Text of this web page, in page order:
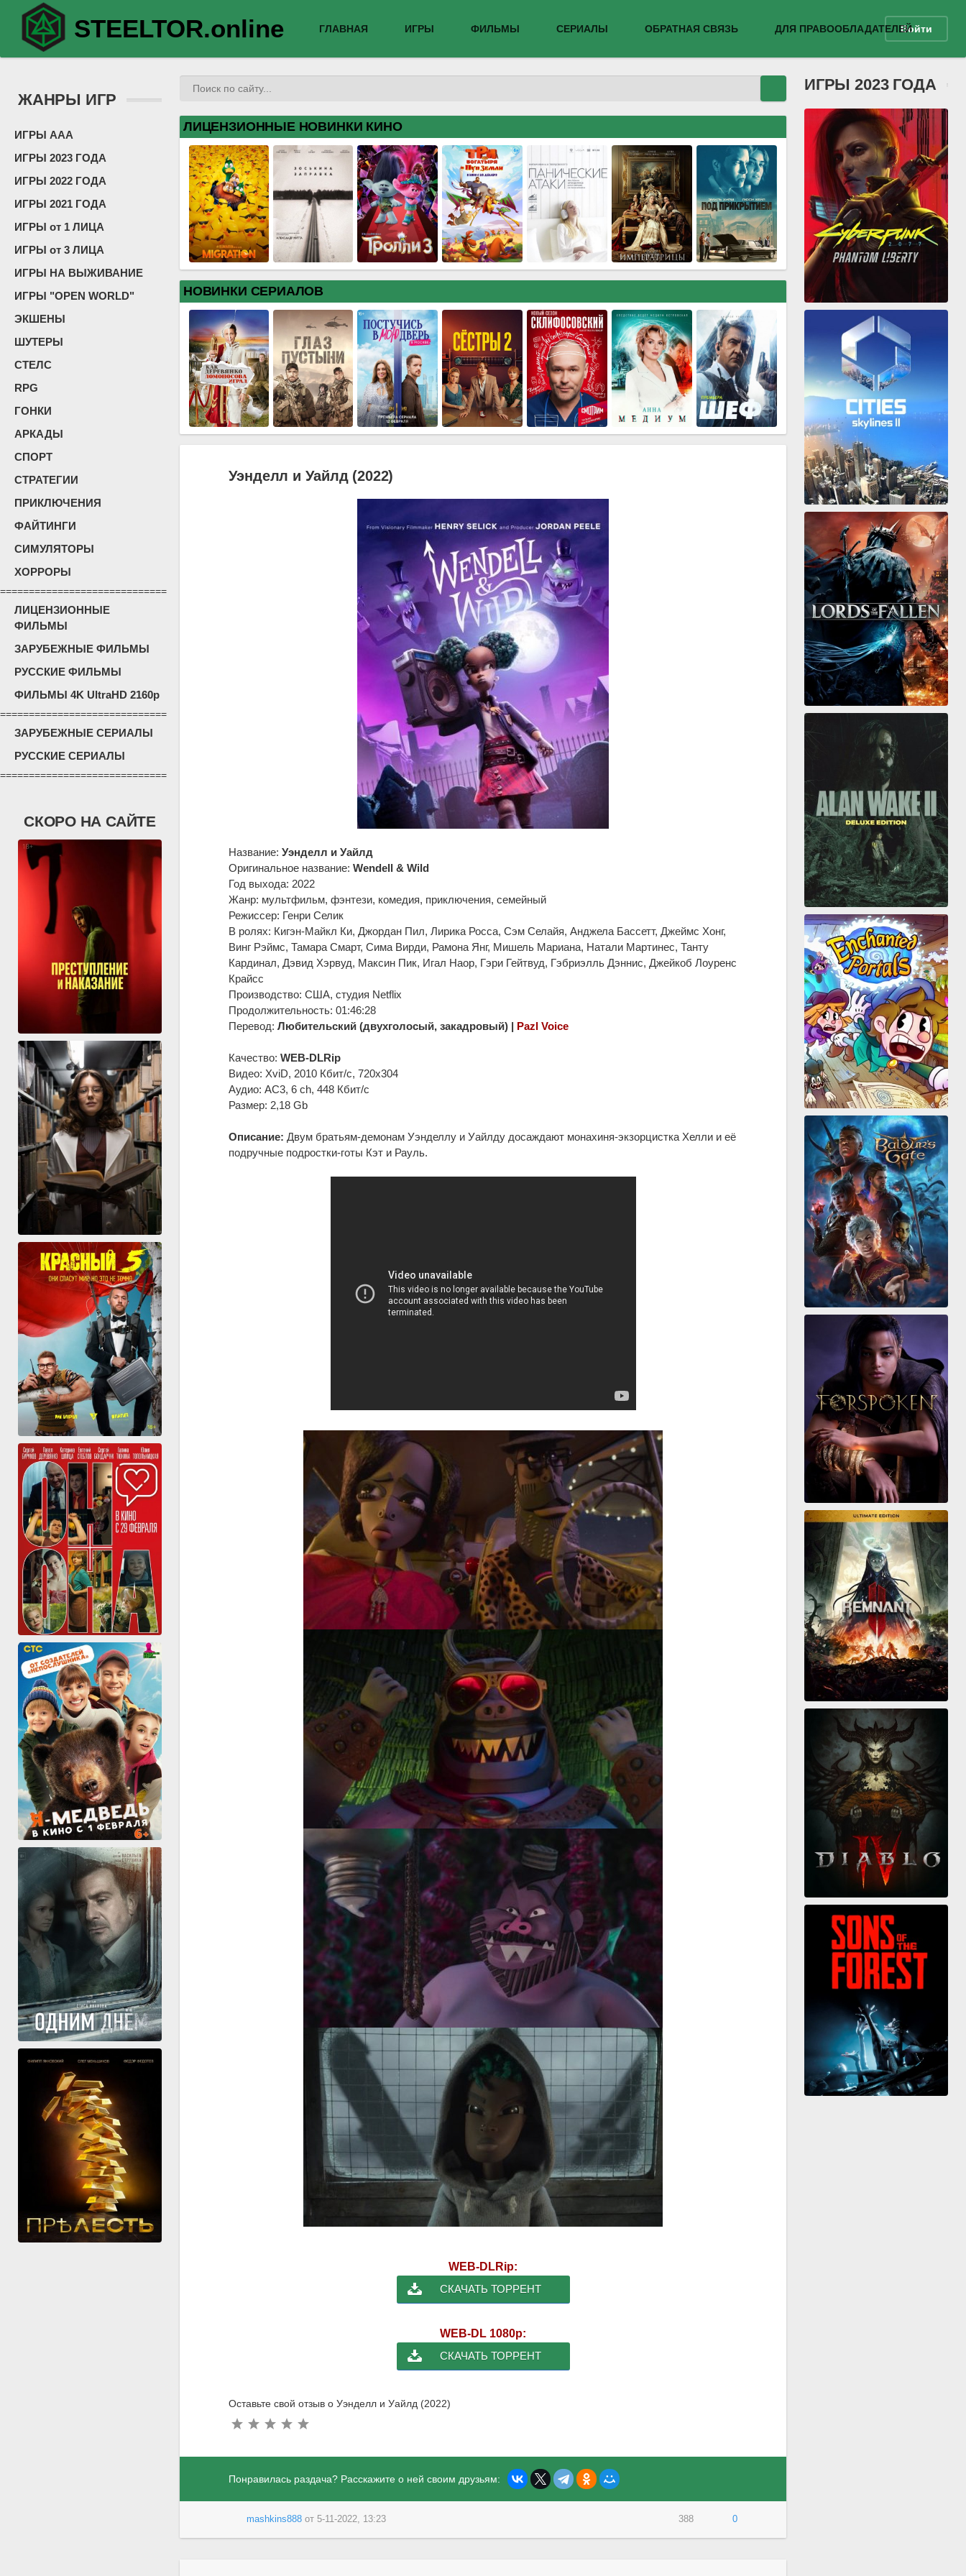
STEELTOR.online ГЛАВНАЯ ИГРЫ ФИЛЬМЫ СЕРИАЛЫ ОБРАТНАЯ СВЯЗЬ ДЛЯ ПРАВООБЛАДАТЕЛЕЙВойти
ЖАНРЫ ИГР
ИГРЫ ААА
ИГРЫ 2023 ГОДА
ИГРЫ 2022 ГОДА
ИГРЫ 2021 ГОДА
ИГРЫ от 1 ЛИЦА
ИГРЫ от 3 ЛИЦА
ИГРЫ НА ВЫЖИВАНИЕ
ИГРЫ "OPEN WORLD"
ЭКШЕНЫ
ШУТЕРЫ
СТЕЛС
RPG
ГОНКИ
АРКАДЫ
СПОРТ
СТРАТЕГИИ
ПРИКЛЮЧЕНИЯ
ФАЙТИНГИ
СИМУЛЯТОРЫ
ХОРРОРЫ
=============================
ЛИЦЕНЗИОННЫЕ
ФИЛЬМЫ
ЗАРУБЕЖНЫЕ ФИЛЬМЫ
РУССКИЕ ФИЛЬМЫ
ФИЛЬМЫ 4K UltraHD 2160p
=============================
ЗАРУБЕЖНЫЕ СЕРИАЛЫ
РУССКИЕ СЕРИАЛЫ
=============================
СКОРО НА САЙТЕ
ЛИЦЕНЗИОННЫЕ НОВИНКИ КИНО
НОВИНКИ СЕРИАЛОВ
Уэнделл и Уайлд (2022)
Название: Уэнделл и Уайлд
Оригинальное название: Wendell & Wild
Год выхода: 2022
Жанр: мультфильм, фэнтези, комедия, приключения, семейный
Режиссер: Генри Селик
В ролях: Кигэн-Майкл Ки, Джордан Пил, Лирика Росса, Сэм Селайя, Анджела Бассетт, Джеймс Хонг,
Винг Рэймс, Тамара Смарт, Сима Вирди, Рамона Янг, Мишель Мариана, Натали Мартинес, Танту
Кардинал, Дэвид Хэрвуд, Максин Пик, Игал Наор, Гэри Гейтвуд, Гэбриэлль Дэннис, Джейкоб Лоуренс
Крайсс
Производство: США, студия Netflix
Продолжительность: 01:46:28
Перевод: Любительский (двухголосый, закадровый) | Pazl Voice
Качество: WEB-DLRip
Видео: XviD, 2010 Кбит/с, 720x304
Аудио: AC3, 6 ch, 448 Кбит/с
Размер: 2,18 Gb
Описание: Двум братьям-демонам Уэнделлу и Уайлду досаждают монахиня-экзорцистка Хелли и её
подручные подростки-готы Кэт и Рауль.
WEB-DLRip:
СКАЧАТЬ ТОРРЕНТ
WEB-DL 1080p:
СКАЧАТЬ ТОРРЕНТ
Оставьте свой отзыв о Уэнделл и Уайлд (2022)
Понравилась раздача? Расскажите о ней своим друзьям:
388 0
mashkins888от 5-11-2022, 13:23
ИГРЫ 2023 ГОДА